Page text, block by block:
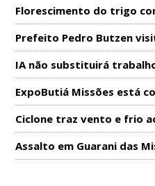
Florescimento do trigo
Prefeito Pedro Butzen
IA não substituirá
ExpoButiá Missões está
Ciclone traz vento e frio
Assalto em Guarani das